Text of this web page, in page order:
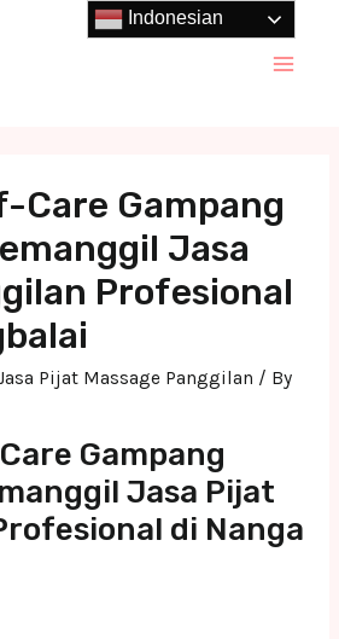
Care Gampang
Jasa
Profesional
Pijat Massage Panggilan / By
Gampang
Jasa Pijat
di Nanga
Indonesian